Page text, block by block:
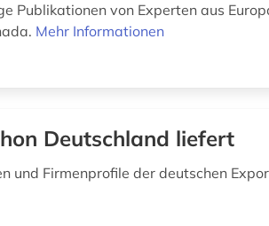
Publikationen von Experten aus
Mehr Informationen
Deutschland liefert
und Firmenprofile der deutschen